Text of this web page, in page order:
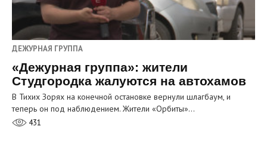
ДЕЖУРНАЯ ГРУППА
«Дежурная группа»: жители
Студгородка жалуются на автохамов
В Тихих Зорях на конечной остановке вернули шлагбаум, и
теперь он под наблюдением. Жители «Орбиты»…
431